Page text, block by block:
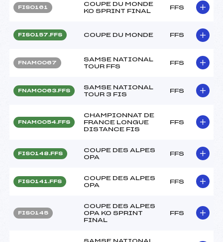
FIS0161
COUPE DU MONDE
KO SPRINT FINAL
FFS
FIS0157.FFS COUPE DU MONDE FFS
FNAM0067
SAMSE NATIONAL
TOUR FFS
FFS
FNAM0063.FFS
SAMSE NATIONAL
TOUR 3 FIS
FFS
FNAM0054.FFS
CHAMPIONNAT DE
FRANCE LONGUE
DISTANCE FIS
FFS
FIS0148.FFS
COUPE DES ALPES
OPA
FFS
FIS0141.FFS
COUPE DES ALPES
OPA
FFS
FIS0145
COUPE DES ALPES
OPA KO SPRINT
FINAL
FFS
SAMSE NATIONAL